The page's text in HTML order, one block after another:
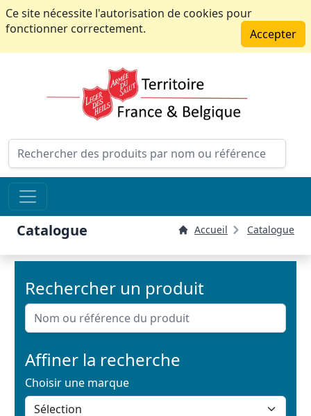
Ce site nécessite l'autorisation de cookies pour
fonctionner correctement.
Accepter
Catalogue Accueil Catalogue
Rechercher un produit
Affiner la recherche
Choisir une marque